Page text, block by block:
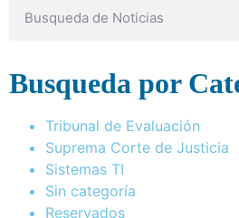
Busqueda por
Tribunal de Evaluación
Suprema Corte de Justicia
Sistemas TI
Sin categoría
Reservados